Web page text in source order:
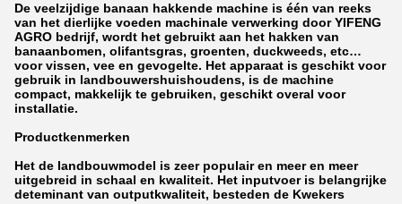
De veelzijdige banaan hakkende machine is één van reeks
van het dierlijke voeden machinale verwerking door YIFENG
AGRO bedrijf, wordt het gebruikt aan het hakken van
banaanbomen, olifantsgras, groenten, duckweeds, etc…
voor vissen, vee en gevogelte. Het apparaat is geschikt voor
gebruik in landbouwershuishoudens, is de machine
compact, makkelijk te gebruiken, geschikt overal voor
installatie.
Productkenmerken
Het de landbouwmodel is zeer populair en meer en meer
uitgebreid in schaal en kwaliteit. Het inputvoer is belangrijke
deteminant van outputkwaliteit, besteden de Kwekers